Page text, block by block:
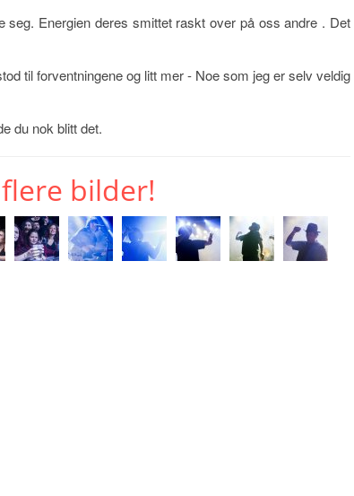
Energien deres smittet raskt over på oss andre . Det
til forventningene og litt mer - Noe som jeg er selv veldig
du nok blitt det.
bilder!